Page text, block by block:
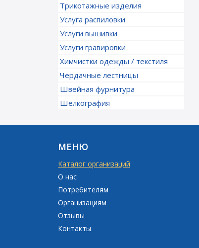
Трикотажные изделия
Услуга распиловки
Услуги вышивки
Услуги гравировки
Химчистки одежды / текстиля
Чердачные лестницы
Швейная фурнитура
Шелкография
МЕНЮ
Каталог организаций
О нас
Потребителям
Организациям
Отзывы
Контакты